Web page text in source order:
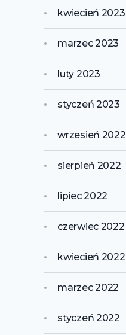
kwiecień 2023
marzec 2023
luty 2023
styczeń 2023
wrzesień 2022
sierpień 2022
lipiec 2022
czerwiec 2022
kwiecień 2022
marzec 2022
styczeń 2022